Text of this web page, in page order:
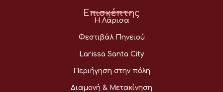
Επισκέπτης
Η Λάρισα
Φεστιβάλ Πηνειού
Larissa Santa City
Περιήγηση στην πόλη
Διαμονή & Μετακίνηση